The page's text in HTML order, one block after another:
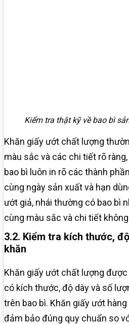
Kiểm tra thật kỹ về bao bì
Khăn giấy ướt chất lượng
màu sắc và các chi tiết rõ
bao bì luôn in rõ các thành
cùng ngày sản xuất và hạn
ướt giả, nhái thường có bao bì
cùng màu sắc và chi tiết
3.2. Kiểm tra kích thước,
khăn
Khăn giấy ướt chất lượng
có kích thước, độ dày và số
trên bao bì. Khăn giấy ướt
đảm bảo đúng quy chuẩn so